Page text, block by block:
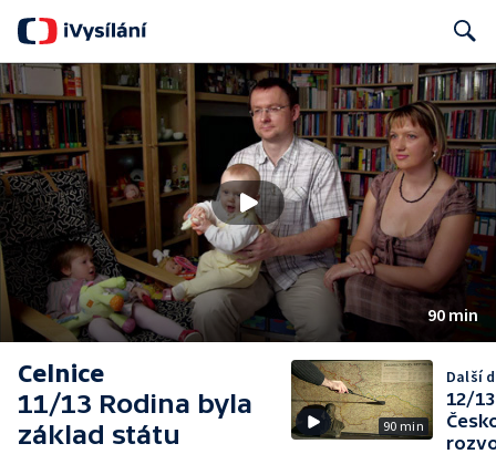
Search
90 min
Celnice
11/13 Rodina byla
základ státu
90 min
Další
12/13